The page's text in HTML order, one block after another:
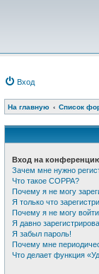
Вход
На главную Список
Вход на
Зачем мне нужно
Что такое COPPA?
Почему я не могу
Я только что
Почему я не могу
Я давно
Я забыл пароль!
Почему мне
Что делает функция